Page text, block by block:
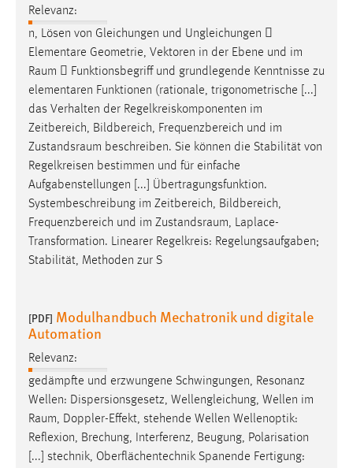
Relevanz:
n, Lösen von Gleichungen und Ungleichungen 
Elementare Geometrie, Vektoren in der Ebene und im
Raum  Funktionsbegriff und grundlegende Kenntnisse zu
elementaren Funktionen (rationale, trigonometrische [...]
das Verhalten der Regelkreiskomponenten im
Zeitbereich, Bildbereich, Frequenzbereich und im
Zustandsraum beschreiben. Sie können die Stabilität von
Regelkreisen bestimmen und für einfache
Aufgabenstellungen [...] Übertragungsfunktion.
Systembeschreibung im Zeitbereich, Bildbereich,
Frequenzbereich und im Zustandsraum, Laplace-
Transformation. Linearer Regelkreis: Regelungsaufgaben;
Stabilität, Methoden zur S
[PDF] Modulhandbuch Mechatronik und digitale
Automation
Relevanz:
gedämpfte und erzwungene Schwingungen, Resonanz
Wellen: Dispersionsgesetz, Wellengleichung, Wellen im
Raum, Doppler-Effekt, stehende Wellen Wellenoptik:
Reflexion, Brechung, Interferenz, Beugung, Polarisation
[...] stechnik, Oberflächentechnik Spanende Fertigung: